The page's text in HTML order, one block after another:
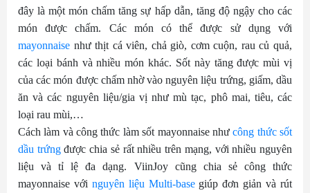
đây là một món chấm tăng sự hấp dẫn, tăng độ ngậy cho các
món được chấm. Các món có thể được sử dụng với
mayonnaise như thịt cá viên, chả giò, cơm cuộn, rau củ quả,
các loại bánh và nhiều món khác. Sốt này tăng được mùi vị
của các món được chấm nhờ vào nguyên liệu trứng, giấm, dầu
ăn và các nguyên liệu/gia vị như mù tạc, phô mai, tiêu, các
loại rau mùi,…
Cách làm và công thức làm sốt mayonnaise nhưcông thức sốt
dầu trứngđược chia sẻ rất nhiều trên mạng, với nhiều nguyên
liệu và tỉ lệ đa dạng. ViinJoy cũng chia sẻ công thức
mayonnaise với nguyên liệu Multi-basegiúp đơn giản và rút